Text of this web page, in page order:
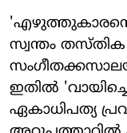
സ്വന്തം തസ്തിക
ഇതില്‍
ഏകാധിപത്യ